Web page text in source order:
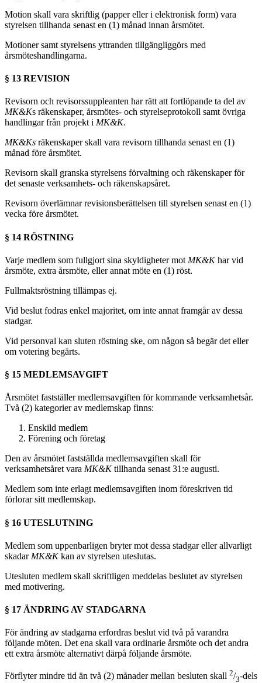
Motion skall vara skriftlig (papper eller i elektronisk form) vara
styrelsen tillhanda senast en (1) månad innan årsmötet.
Motioner samt styrelsens yttranden tillgängliggörs med
årsmöteshandlingarna.
§ 13 REVISION
Revisorn och revisorssuppleanten har rätt att fortlöpande ta del av
MK&Ks räkenskaper, årsmötes- och styrelseprotokoll samt övriga
handlingar från projekt i MK&K.
MK&Ks räkenskaper skall vara revisorn tillhanda senast en (1)
månad före årsmötet.
Revisorn skall granska styrelsens förvaltning och räkenskaper för
det senaste verksamhets- och räkenskapsåret.
Revisorn överlämnar revisionsberättelsen till styrelsen senast en (1)
vecka före årsmötet.
§ 14 RÖSTNING
Varje medlem som fullgjort sina skyldigheter mot MK&Khar vid
årsmöte, extra årsmöte, eller annat möte en (1) röst.
Fullmaktsröstning tillämpas ej.
Vid beslut fodras enkel majoritet, om inte annat framgår av dessa
stadgar.
Vid personval kan sluten röstning ske, om någon så begär det eller
om votering begärts.
§ 15 MEDLEMSAVGIFT
Årsmötet fastställer medlemsavgiften för kommande verksamhetsår.
Två (2) kategorier av medlemskap finns:
Enskild medlem
Förening och företag
Den av årsmötet fastställda medlemsavgiften skall för
verksamhetsåret vara MK&Ktillhanda senast 31:e augusti.
Medlem som inte erlagt medlemsavgiften inom föreskriven tid
förlorar sitt medlemskap.
§ 16 UTESLUTNING
Medlem som uppenbarligen bryter mot dessa stadgar eller allvarligt
skadar MK&Kkan av styrelsen uteslutas.
Utesluten medlem skall skriftligen meddelas beslutet av styrelsen
med motivering.
§ 17 ÄNDRING AV STADGARNA
För ändring av stadgarna erfordras beslut vid två på varandra
följande möten. Det ena skall vara ordinarie årsmöte och det andra
ett extra årsmöte alternativt därpå följande årsmöte.
Förflyter mindre tid än två (2) månader mellan besluten skall 2/3-dels